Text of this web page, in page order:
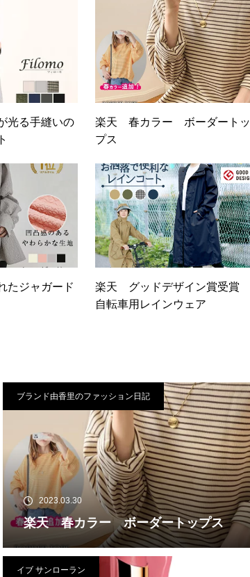
光る手縫いの
楽天 春カラー ボーダートッ
プス
たジャガード
楽天 グッドデザイン賞受賞
自転車用レインウェア
ブランド由香里のファッション日記
2023.03.30
楽天 春カラー ボーダートップス
イブ サンローラン